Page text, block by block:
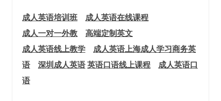
成人英语培训班
成人英语在线课程
成人一对一外教
高端定制英文
成人英语线上教学
成人英语上海成人学习商务英
语
深圳成人英语英语口语线上课程
成人英语口
语